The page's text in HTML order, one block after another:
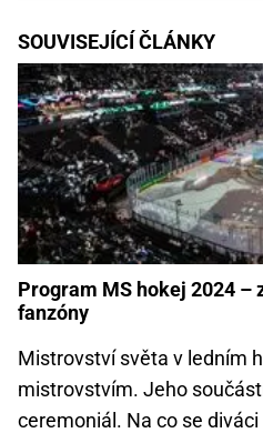
SOUVISEJÍCÍ ČLÁNKY
Program MS hokej 2024 –
fanzóny
Mistrovství světa v ledním
mistrovstvím. Jeho
ceremoniál. Na co se